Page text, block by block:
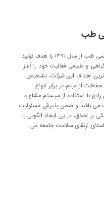
طب
شرکت تحقیقاتی پارسی طب از سال ۱۳۹۱ با هدف تولید
و طبیعی فعالیت خود را آغاز
اهداف این شرکت، تشخیص
از مردم در برابر انواع
با استفاده از سیستم مشاوره
می باشد و ضمن پذیرش مسئولیت
اخلاق، در پی ایجاد الگویی با
ارتقای سلامت جامعه می